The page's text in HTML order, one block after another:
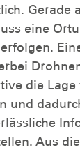
Gerade
eine
die
und
Aus